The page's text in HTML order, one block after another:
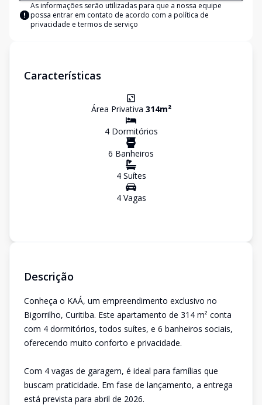
As informações serão utilizadas para que a nossa equipe
possa entrar em contato de acordo com a política de
privacidade e termos de serviço
Características
Área Privativa 314m²
4Dormitórios
6 Banheiros
4Suítes
4Vagas
Descrição
Conheça o KAÁ, um empreendimento exclusivo no
Bigorrilho, Curitiba. Este apartamento de 314 m² conta
com 4 dormitórios, todos suítes, e 6 banheiros sociais,
oferecendo muito conforto e privacidade.
Com 4 vagas de garagem, é ideal para famílias que
buscam praticidade. Em fase de lançamento, a entrega
está prevista para abril de 2026.